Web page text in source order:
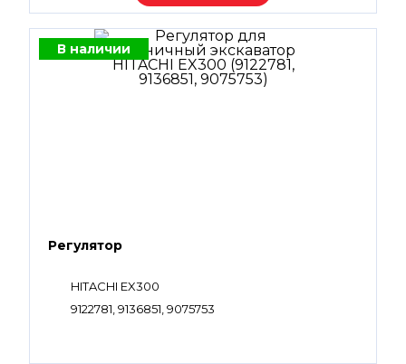
В наличии
Регулятор
HITACHI EX300
9122781, 9136851, 9075753